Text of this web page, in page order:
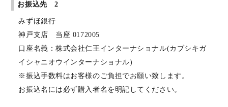
お振込先 2
みずほ銀行
神戸支店 当座 0172005
口座名義：株式会社仁王インターナショナル(カブシキガ
イシャニオウインターナショナル)
※振込手数料はお客様のご負担でお願い致します。
お振込名には必ず購入者名を明記してください。